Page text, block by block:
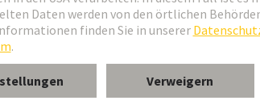
hohe Bauform